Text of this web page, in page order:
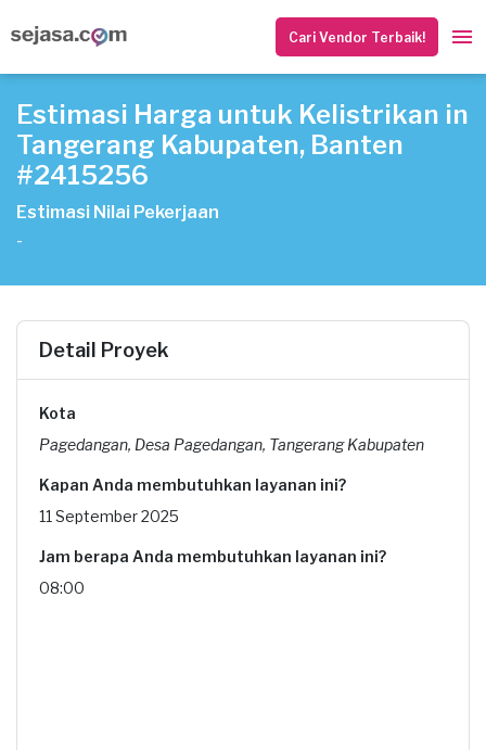
Cari Vendor Terbaik!
Estimasi Harga untuk Kelistrikan in
Tangerang Kabupaten, Banten
#2415256
Estimasi Nilai Pekerjaan
-
Detail Proyek
Kota
Pagedangan, Desa Pagedangan, Tangerang Kabupaten
Kapan Anda membutuhkan layanan ini?
11 September 2025
Jam berapa Anda membutuhkan layanan ini?
08:00